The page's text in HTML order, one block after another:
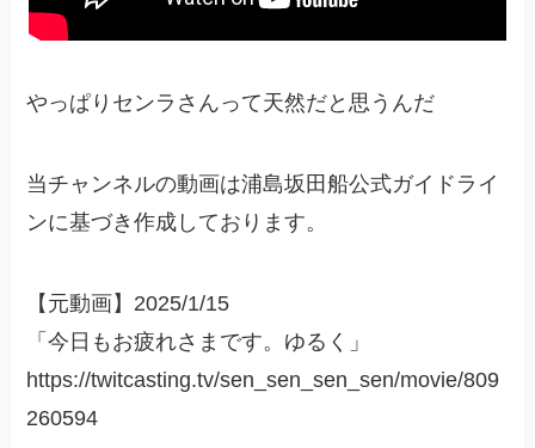
やっぱりセンラさんって天然だと思うんだ
当チャンネルの動画は浦島坂田船公式ガイドライ
ンに基づき作成しております。
【元動画】2025/1/15
「今日もお疲れさまです。ゆるく」
https://twitcasting.tv/sen_sen_sen_sen/movie/809
260594